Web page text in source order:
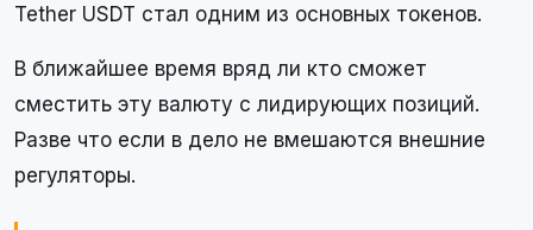
Tether USDT стал одним из основных токенов.
В ближайшее время вряд ли кто сможет
сместить эту валюту с лидирующих позиций.
Разве что если в дело не вмешаются внешние
регуляторы.